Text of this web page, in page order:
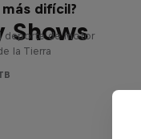
Shows
difícil?
deporte de motor
la Tierra